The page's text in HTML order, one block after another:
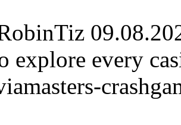
explore every